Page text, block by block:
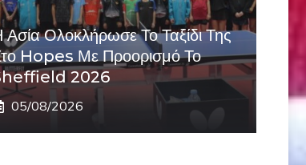
Ασία Ολοκλήρωσε Το Ταξίδι Της
Hopes Με Προορισμό Το
2026
05/08/2026